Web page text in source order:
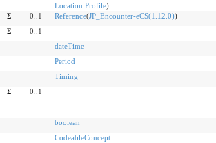
Location Profile)
Σ 0..1 Reference(JP_Encounter-eCS(1.12.0))
Σ 0..1
dateTime
Period
Timing
Σ 0..1
boolean
CodeableConcept